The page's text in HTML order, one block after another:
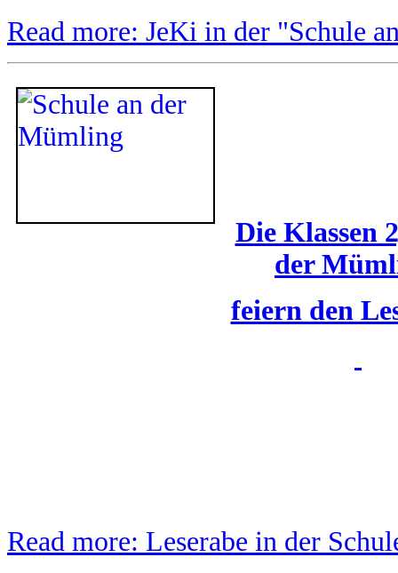
Read more: JeKi in der "Schule
Die Klassen
der
feiern den
Read more: Leserabe in der